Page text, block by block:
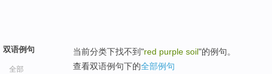
双语例句
全部
当前分类下找不到"red purple soil"的例句。
查看双语例句下的全部例句